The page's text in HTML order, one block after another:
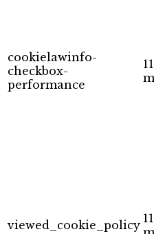
cookielawinfo-
checkbox-
performance
11
viewed_cookie_policy 11